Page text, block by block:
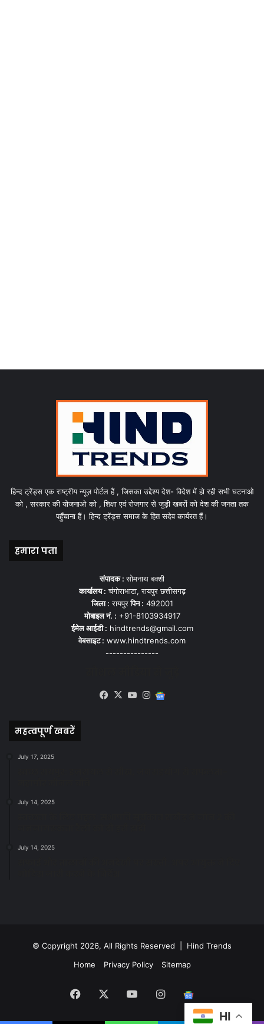
हिन्द ट्रेंड्स एक राष्ट्रीय न्यूज़ पोर्टल हैं , जिसका उद्देश्य देश- विदेश में हो रही सभी घटनाओ
को , सरकार की योजनाओ को , शिक्षा एवं रोजगार से जुड़ी खबरों को देश की जनता तक
पहुँचाना हैं। हिन्द ट्रेंड्स समाज के हित सदेव कार्यरत हैं।
हमारा पता
संपादक :सोमनाथ बक्शी
कार्यालय : चंगोराभाटा, रायपुर छत्तीसगढ़
जिला : रायपुरपिन : 492001
मोबाइल नं. : +91-8103934917
ईमेल आईडी : hindtrends@gmail.com
वेबसाइट : www.hindtrends.com
---------------
Facebook
X YouTubeInstagram
महत्वपूर्ण खबरें
July 17, 2025
July 14, 2025
July 14, 2025
© Copyright 2026, All Rights Reserved | Hind Trends
Home
Privacy Policy Sitemap
Facebook YouTubeInstagram
HI